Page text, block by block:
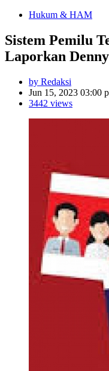
Hukum & HAM
Sistem Pemilu
Laporkan
by Redaksi
Jun 15, 2023 03:00
3442 views